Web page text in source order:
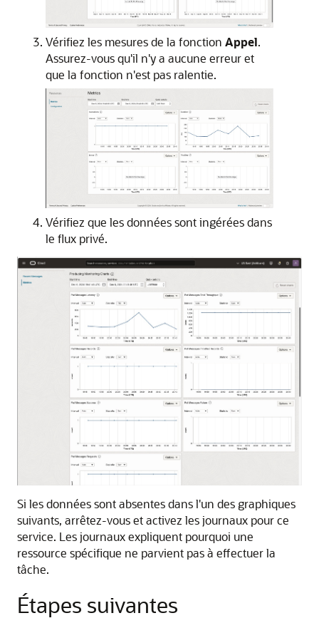
Vérifiez les mesures de la fonction Appel.
Assurez-vous qu'il n'y a aucune erreur et
que la fonction n'est pas ralentie.
Vérifiez que les données sont ingérées dans
le flux privé.
Si les données sont absentes dans l'un des graphiques
suivants, arrêtez-vous et activez les journaux pour ce
service. Les journaux expliquent pourquoi une
ressource spécifique ne parvient pas à effectuer la
tâche.
Étapes suivantes